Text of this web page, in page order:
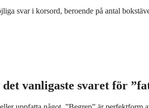
svar i korsord, beroende på antal
vanligaste svaret för